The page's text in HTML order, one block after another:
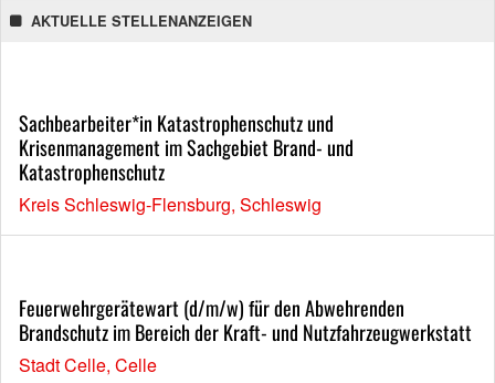
AKTUELLE STELLENANZEIGEN
Sachbearbeiter*in Katastrophenschutz und
Krisenmanagement im Sachgebiet Brand- und
Katastrophenschutz
Kreis Schleswig-Flensburg, Schleswig
Feuerwehrgerätewart (d/m/w) für den Abwehrenden
Brandschutz im Bereich der Kraft- und Nutzfahrzeugwerkstatt
Stadt Celle, Celle